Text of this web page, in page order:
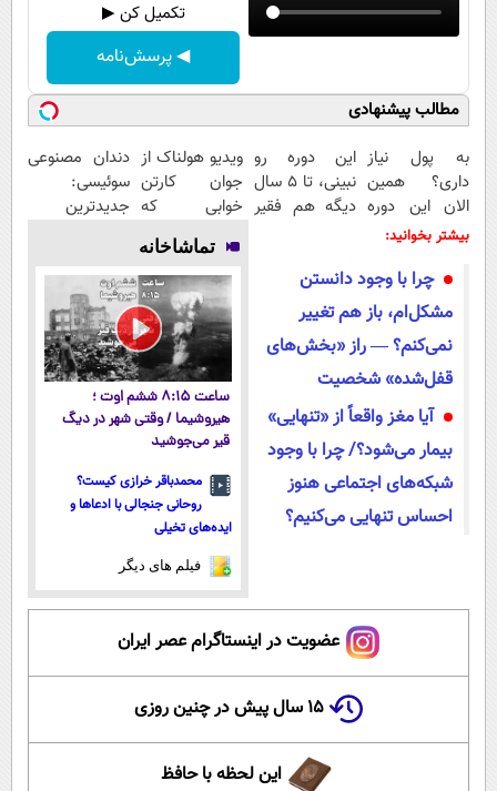
تکمیل کن ▶
◀ پرسش‌نامه
مطالب پیشنهادی
به پول نیاز
داری؟ همین
الان این دوره
رایگان رو شرکت
نشده!
این دوره رو
نبینی، تا 5 سال
دیگه هم فقیر
کن
ویدیو هولناک از
جوان کارتن
خوابی که
میلیاردر شد.
آموزش رایگان
دندان مصنوعی
سوئیسی:
جدیدترین
پرداخت قسطی
بیشتر بخوانید:
چرا با وجود دانستن
مشکل‌ام، باز هم تغییر
نمی‌کنم؟ — راز «بخش‌های
قفل‌شده» شخصیت
آیا مغز واقعاً از «تنهایی»
بیمار می‌شود؟/ چرا با وجود
شبکه‌های اجتماعی هنوز
احساس تنهایی می‌کنیم؟
تماشاخانه
ساعت ۸:۱۵ ششم اوت ؛
هیروشیما / وقتی شهر در دیگ
قیر می‌جوشید
محمدباقر خرازی کیست؟
روحانی جنجالی با ادعاها و
ایده‌های تخیلی
فیلم های دیگر
عضویت در اینستاگرام عصر ایران
۱۵ سال پیش در چنین روزی
این لحظه با حافظ